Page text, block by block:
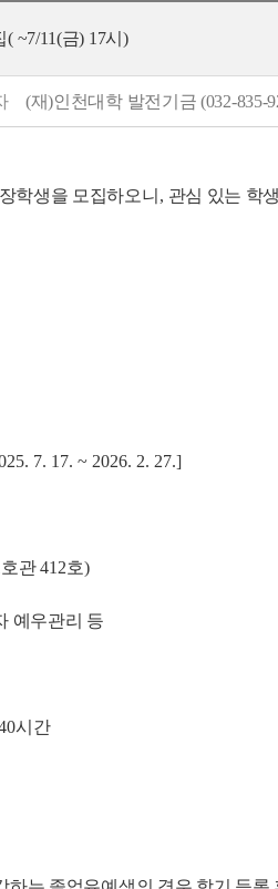
~7/11(금) 17시)
(재)인천대학 발전기금 (032-835-
학생을 모집하오니 , 관심 있는 학
7. 17. ~ 2026. 2. 27.]
호관412호)
예우관리 등
시간